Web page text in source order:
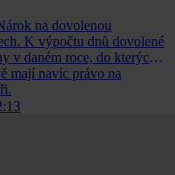
na dovolenou
K výpočtu dnů dovolené
v daném roce, do kterých
mají navíc právo na